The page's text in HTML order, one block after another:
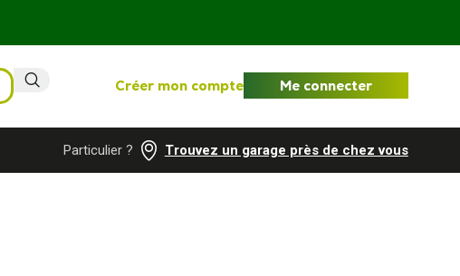
Créer mon compte Me connecter
Particulier ? Trouvez un garage près de chez vous